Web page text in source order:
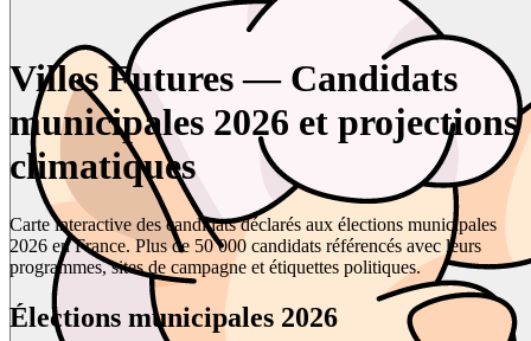
Villes Futures — Candidats
municipales 2026 et projections
climatiques
Carte interactive des candidats déclarés aux élections municipales
2026 en France. Plus de 50 000 candidats référencés avec leurs
programmes, sites de campagne et étiquettes politiques.
Élections municipales 2026